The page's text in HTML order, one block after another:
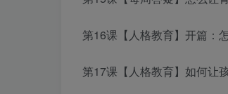
第16课【人格教育】开篇：
第17课【人格教育】如何让